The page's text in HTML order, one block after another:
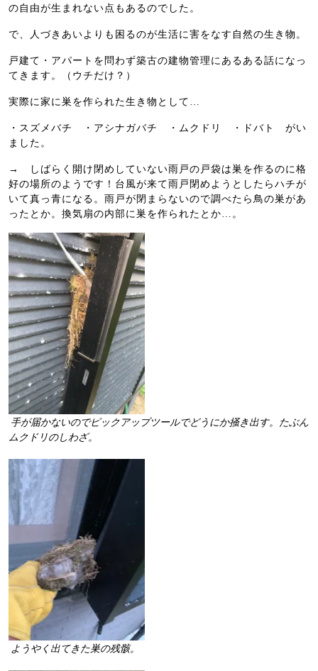
の自由が生まれない点もあるのでした。
で、人づきあいよりも困るのが生活に害をなす自然の生き物。
戸建て・アパートを問わず築古の建物管理にあるある話になっ
てきます。（ウチだけ？）
実際に家に巣を作られた生き物として…
・スズメバチ ・アシナガバチ ・ムクドリ ・ドバト がい
ました。
→ しばらく開け閉めしていない雨戸の戸袋は巣を作るのに格
好の場所のようです！台風が来て雨戸閉めようとしたらハチが
いて真っ青になる。雨戸が閉まらないので調べたら鳥の巣があ
ったとか。換気扇の内部に巣を作られたとか…。
手が届かないのでピックアップツールでどうにか掻き出す。たぶん
ムクドリのしわざ。
ようやく出てきた巣の残骸。